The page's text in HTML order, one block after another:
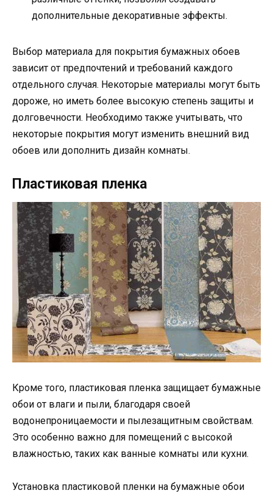
дополнительные декоративные эффекты.
Выбор материала для покрытия бумажных обоев
зависит от предпочтений и требований каждого
отдельного случая. Некоторые материалы могут быть
дороже, но иметь более высокую степень защиты и
долговечности. Необходимо также учитывать, что
некоторые покрытия могут изменить внешний вид
обоев или дополнить дизайн комнаты.
Пластиковая пленка
Кроме того, пластиковая пленка защищает бумажные
обои от влаги и пыли, благодаря своей
водонепроницаемости и пылезащитным свойствам.
Это особенно важно для помещений с высокой
влажностью, таких как ванные комнаты или кухни.
Установка пластиковой пленки на бумажные обои